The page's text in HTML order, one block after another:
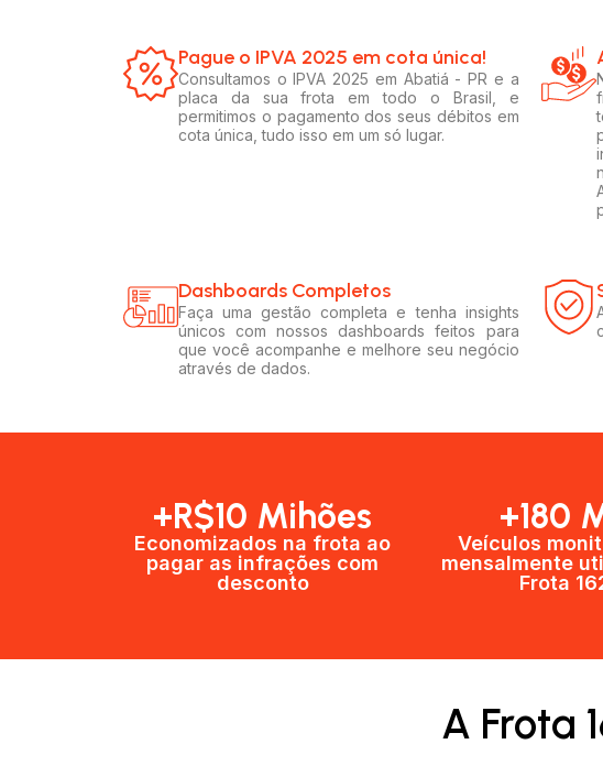
Pague o IPVA 2025 em cota única!​
Consultamos o IPVA 2025 em Abatiá - PR e a
placa da sua frota em todo o Brasil, e
permitimos o pagamento dos seus débitos em
cota única, tudo isso em um só lugar.
Dashboards Completos​​
Faça uma gestão completa e tenha insights
únicos com nossos dashboards feitos para
que você acompanhe e melhore seu negócio
através de dados.
+R$10 Mihões
Economizados na frota ao
pagar as infrações com
desconto
+180
Veículos
mensalmente
Frota
A Frota